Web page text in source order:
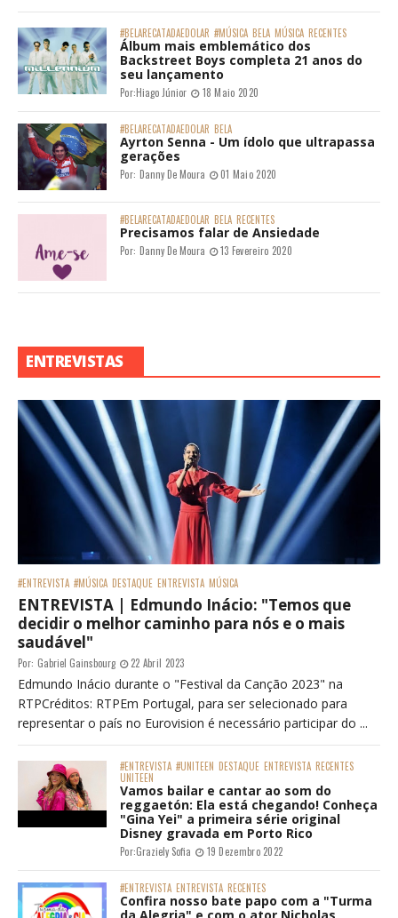
#BELARECATADAEDOLAR #MÚSICA BELA MÚSICA RECENTES
Álbum mais emblemático dos
Backstreet Boys completa 21 anos do
seu lançamento
Por:Hiago Júnior 18 Maio 2020
#BELARECATADAEDOLAR BELA
Ayrton Senna - Um ídolo que ultrapassa
gerações
Por: Danny De Moura 01 Maio 2020
#BELARECATADAEDOLAR BELA RECENTES
Precisamos falar de Ansiedade
Por: Danny De Moura 13 Fevereiro 2020
ENTREVISTAS
#ENTREVISTA #MÚSICA DESTAQUE ENTREVISTA MÚSICA
ENTREVISTA | Edmundo Inácio: "Temos que
decidir o melhor caminho para nós e o mais
saudável"
Por: Gabriel Gainsbourg 22 Abril 2023
Edmundo Inácio durante o "Festival da Canção 2023" na
RTPCréditos: RTPEm Portugal, para ser selecionado para
representar o país no Eurovision é necessário participar do ...
#ENTREVISTA #UNITEEN DESTAQUE ENTREVISTA RECENTES
UNITEEN
Vamos bailar e cantar ao som do
reggaetón: Ela está chegando! Conheça
"Gina Yei" a primeira série original
Disney gravada em Porto Rico
Por:Graziely Sofia 19 Dezembro 2022
#ENTREVISTA ENTREVISTA RECENTES
Confira nosso bate papo com a "Turma